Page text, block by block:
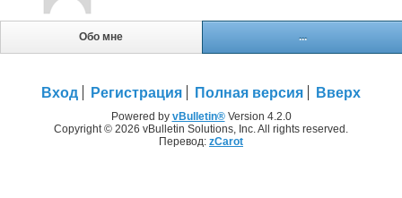
Обо мне ...
Вход Регистрация Полная версия Вверх
Powered by vBulletin®Version 4.2.0
Copyright © 2026 vBulletin Solutions, Inc. All rights reserved.
Перевод: zCarot